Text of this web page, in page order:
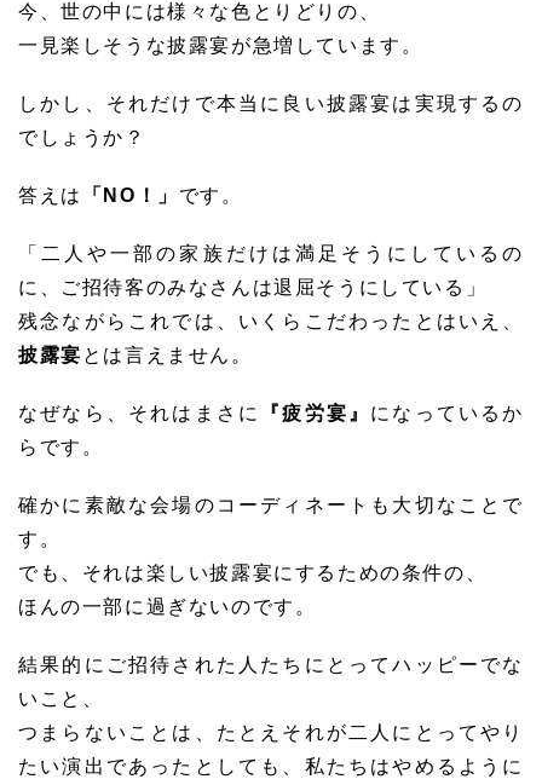
今、世の中には様々な色とりどりの、
一見楽しそうな披露宴が急増しています。
しかし、それだけで本当に良い披露宴は実現するの
でしょうか？
答えは 「NO！」 です。
「二人や一部の家族だけは満足そうにしているの
に、ご招待客のみなさんは退屈そうにしている」
残念ながらこれでは、いくらこだわったとはいえ、
披露宴 とは言えません。
なぜなら、それはまさに 『疲労宴』 になっているか
らです。
確かに素敵な会場のコーディネートも大切なことで
す。
でも、それは楽しい披露宴にするための条件の、
ほんの一部に過ぎないのです。
結果的にご招待された人たちにとってハッピーでな
いこと、
つまらないことは、たとえそれが二人にとってやり
たい演出であったとしても、私たちはやめるように